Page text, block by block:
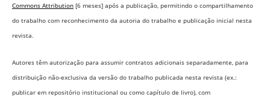
Commons Attribution[6 meses] após a publicação, permitindo o compartilhamento
do trabalho com reconhecimento da autoria do trabalho e publicação inicial nesta
revista.
Autores têm autorização para assumir contratos adicionais separadamente, para
distribuição não-exclusiva da versão do trabalho publicada nesta revista (ex.:
publicar em repositório institucional ou como capítulo de livro), com